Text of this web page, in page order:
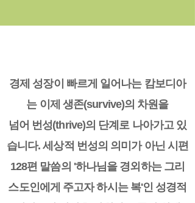
경제 성장이 빠르게 일어나는 캄보디아
는 이제 생존(survive)의 차원을
넘어 번성(thrive)의 단계로 나아가고 있
습니다. 세상적 번성의 의미가 아닌 시편
128편 말씀의 '하나님을 경외하는 그리
스도인에게 주고자 하시는 복'인 성경적